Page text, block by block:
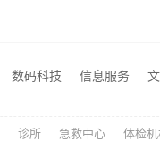
正规装饰免费量房精装，浙江臻美新型建材有限公司贴心服务
数码科技 信息服务
诊所 急救中心 体检机